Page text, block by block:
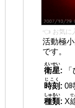
👈 お気に
活動極
です。
衛星
えいせい
:
時刻
じこく
: 0
種類
しゅるい
: X
せ